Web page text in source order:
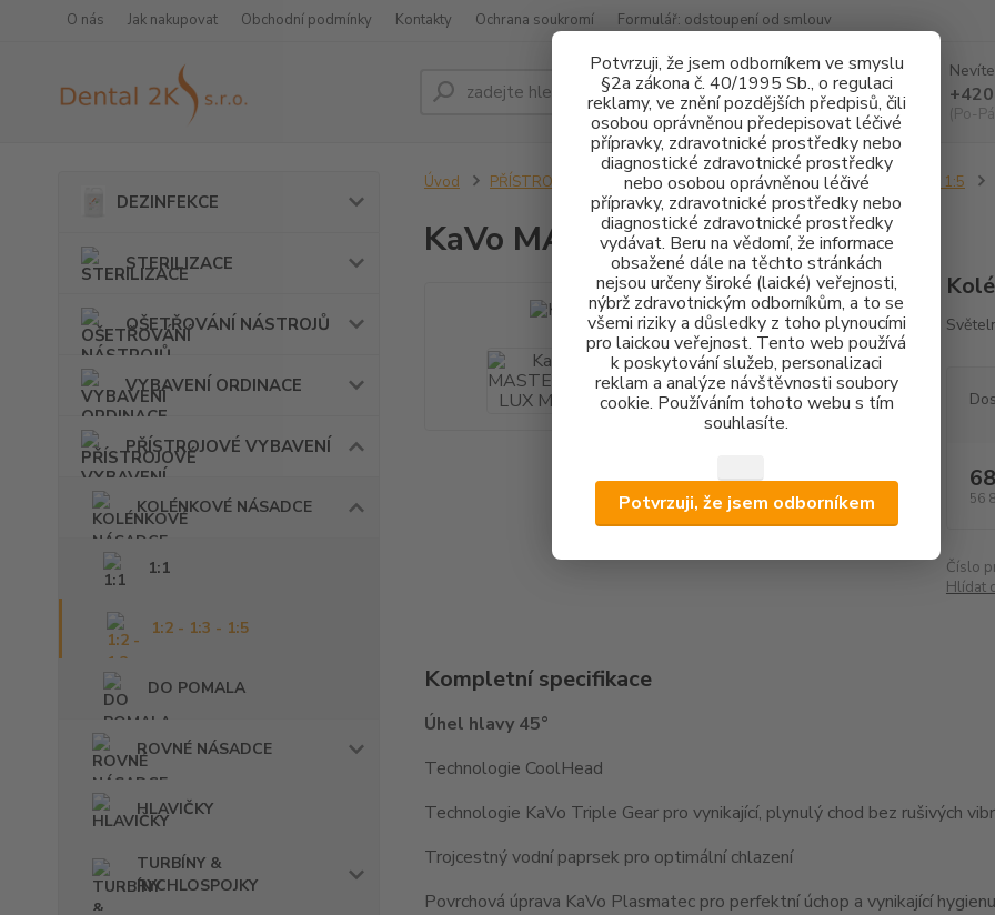
Potvrzuji, že jsem odborníkem ve smyslu
§2a zákona č. 40/1995 Sb., o regulaci
reklamy, ve znění pozdějších předpisů, čili
osobou oprávněnou předepisovat léčivé
přípravky, zdravotnické prostředky nebo
diagnostické zdravotnické prostředky
nebo osobou oprávněnou léčivé
přípravky, zdravotnické prostředky nebo
diagnostické zdravotnické prostředky
vydávat. Beru na vědomí, že informace
obsažené dále na těchto stránkách
nejsou určeny široké (laické) veřejnosti,
nýbrž zdravotnickým odborníkům, a to se
všemi riziky a důsledky z toho plynoucími
pro laickou veřejnost. Tento web používá
k poskytování služeb, personalizaci
reklam a analýze návštěvnosti soubory
cookie. Používáním tohoto webu s tím
souhlasíte.
Potvrzuji, že jsem odborníkem
O nás Jak nakupovat Obchodní podmínky Kontakty Ochrana soukromí Formulář: odstoupení od smlouv
Hledat
(Po-
DEZINFEKCE
STERILIZACE
OŠETŘOVÁNÍ NÁSTROJŮ
VYBAVENÍ ORDINACE
PŘÍSTROJOVÉ VYBAVENÍ
KOLÉNKOVÉ NÁSADCE
1:1
1:2 - 1:3 - 1:5
DO POMALA
ROVNÉ NÁSADCE
HLAVIČKY
TURBÍNY &
RYCHLOSPOJKY
Úvod PŘÍSTROJOVÉ VYBAVENÍ KOLÉNKOVÉ NÁSADCE 1:2 - 1:3 - 1:5
KaVo MASTERmatic LUX M45 L
56
Číslo
Hlídat
Kompletní specifikace
Úhel hlavy 45°
Technologie CoolHead
Technologie KaVo Triple Gear pro vynikající, plynulý chod bez rušivých
Trojcestný vodní paprsek pro optimální chlazení
Povrchová úprava KaVo Plasmatec pro perfektní úchop a vynikající hygienu